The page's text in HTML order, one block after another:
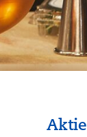
Aktie